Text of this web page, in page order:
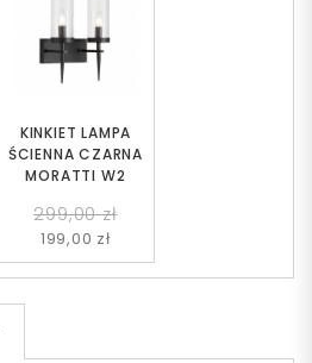
KINKIET LAMPA
ŚCIENNA CZARNA
MORATTI W2
299,00 zł
199,00 zł